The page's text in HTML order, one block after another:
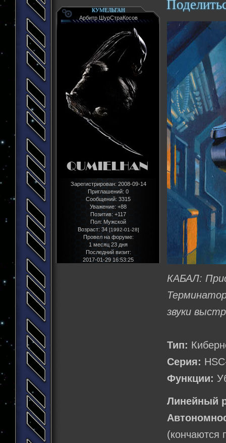
КУМЕЛЬГАН
Арбитр ШурСтраКосов
Зарегистрирован: 2008-09-14
Приглашений: 0
Сообщений: 3315
Уважение: +88
Позитив: +117
Пол: Мужской
Возраст: 34 [1992-01-28]
Провел на форуме:
1 месяц 23 дня
Последний визит:
2017-01-29 16:53:25
КАБАЛ:
звуки
Тип:
Серия:
Функции:
Линейный
(кончаются